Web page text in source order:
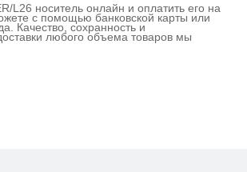
L26 носитель онлайн и оплатить его на
с помощью банковской карты или
Качество, сохранность и
любого объема товаров мы